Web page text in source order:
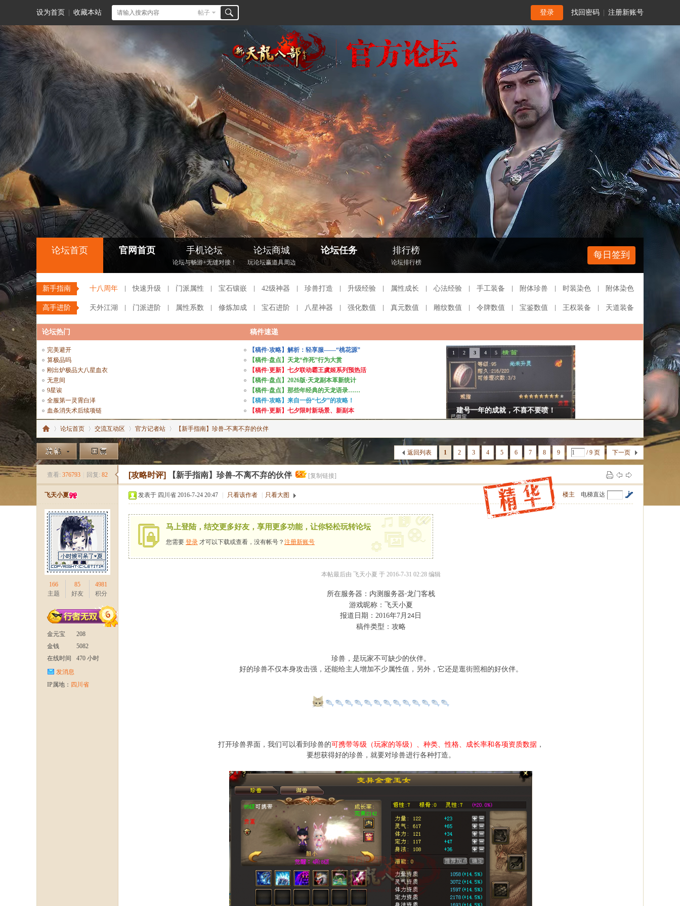
设为首页 收藏本站 帖子 登录 找回密码 注册新账号
论坛首页 官网首页 手机论坛
论坛与畅游+无缝对接！
论坛商城
玩论坛赢道具周边
论坛任务 每日签到
排行榜
论坛排行榜
新手指南 十八周年 快速升级 门派属性 宝石镶嵌 42级神器 珍兽打造 升级经验 属性成长 心法经验 手工装备 附体珍兽 时装染色 附体染色
高手进阶 天外江湖 门派进阶 属性系数 修炼加成 宝石进阶 八星神器 强化数值 真元数值 雕纹数值 令牌数值 宝鉴数值 王权装备 天道装备
论坛热门 稿件速递
完美避开
算极品吗
刚出炉极品大八星血衣
无意间
9星诶
全服第一灵霄白泽
血条消失术后续项链
【稿件·攻略】解析：轻享服——“桃花源”
【稿件·盘点】天龙“作死”行为大赏
【稿件·更新】七夕联动霸王虞姬系列预热活
【稿件·盘点】2026版·天龙副本革新统计
【稿件·盘点】那些年经典的天龙语录……
【稿件·攻略】来自一份“七夕”的攻略！
【稿件·更新】七夕限时新场景、新副本
你有几个
1 2 3 4 5
《
新
天
»
论坛首页 交流互动区 官方记者站
›
【新手指南】珍兽-不离不弃的伙伴
1 2 3 4 5 6 7 8 9 / 9 页 下一页
返回列表
查看: 376793 回复: 82 [攻略时评] 【新手指南】珍兽-不离不弃的伙伴 [复制链接]
飞天小夏
166
主题
85
好友
4981
积分
金元宝
208
金钱
5082
在线时间
470 小时
发消息
IP属地： 四川省
电梯直达
楼主
发表于 四川省 2016-7-24 20:47 只看该作者 只看大图
马上登陆，结交更多好友，享用更多功能，让你轻松玩转论坛
您需要 登录 才可以下载或查看，没有帐号？ 注册新账号
x
本帖最后由 飞天小夏 于 2016-7-31 02:28 编辑
所在服务器：内测服务器-龙门客栈
游戏昵称：飞天小夏
报道日期： 2016年7月 24 日
稿件类型：攻略
珍兽，是玩家不可缺少的伙伴。
好的珍兽不仅本身攻击强，还能给主人增加不少属性值，另外，它还是逛街照相的好伙伴。
打开珍兽界面，我们可以看到珍兽的可携带等级（玩家的等级）、种类、性格、成长率和各项资质数据，
要想获得好的珍兽，就要对珍兽进行各种打造。